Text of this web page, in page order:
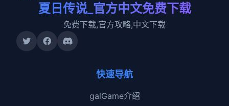
夏日传说_官方中文免费下载
免费下载,官方攻略,中文下载
快速导航
galGame介绍